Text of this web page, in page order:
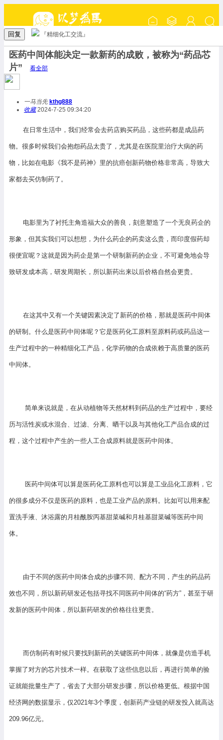
回复 『精细化工交流』
医药中间体能决定一款新药的成败，被称为“药品芯
片”
看全部
一马当先 kthg888
收藏2024-7-25 09:34:20
在日常生活中，我们经常会去药店购买药品，这些药都是成品药
物。很多时候我们会抱怨药品太贵了，尤其是在医院里治疗大病的药
物，比如在电影《我不是药神》里的抗癌创新药物价格非常高，导致大
家都去买仿制药了。
电影里为了衬托主角造福大众的善良，刻意塑造了一个无良药企的
形象，但其实我们可以想想，为什么药企的药卖这么贵，而印度假药却
很便宜呢？这就是因为药企是第一个研制新药的企业，不可避免地会导
致研发成本高，研发周期长，所以新药出来以后价格自然会更贵。
在这其中又有一个关键因素决定了新药的价格，那就是医药中间体
的研制。什么是医药中间体呢？它是医药化工原料至原料药或药品这一
生产过程中的一种精细化工产品，化学药物的合成依赖于高质量的医药
中间体。
简单来说就是，在从动植物等天然材料到药品的生产过程中，要经
历与活性炭或水混合、过滤、分离、晒干以及与其他化工产品合成的过
程，这个过程中产生的一些人工合成原料就是医药中间体。
医药中间体可以算是医药化工原料也可以算是工业品化工原料，它
的很多成分不仅是医药的原料，也是工业产品的原料。比如可以用来配
置洗手液、沐浴露的月桂酰胺丙基甜菜碱和月桂基甜菜碱等医药中间
体。
由于不同的医药中间体合成的步骤不同、配方不同，产生的药品药
效也不同，所以新药研发还包括寻找不同医药中间体的“药方”，甚至于研
发新的医药中间体，所以新药研发的价格往往更贵。
而仿制药有时候只要找到新药的关键医药中间体，就像是仿造手机
掌握了对方的芯片技术一样。在获取了这些信息以后，再进行简单的验
证就能批量生产了，省去了大部分研发步骤，所以价格更低。根据中国
经济网的数据显示，仅2021年3个季度，创新药产业链的研发投入就高达
209.96亿元。